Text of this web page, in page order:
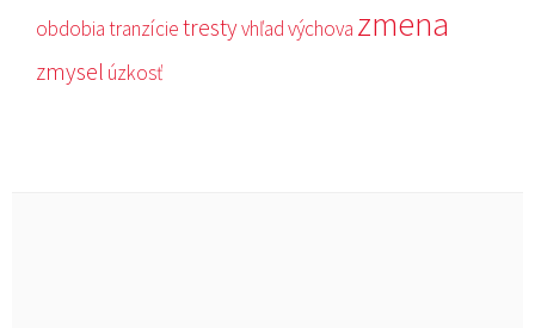
obdobiatranzícietrestyvhľadvýchova zmena
zmysel úzkosť